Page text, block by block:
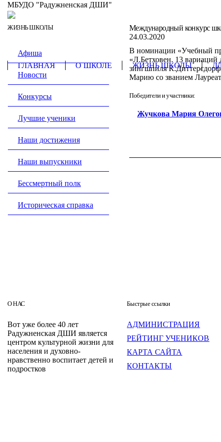
МБУДО "Радужненская ДШИ"
ГЛАВНАЯ О ШКОЛЕ ЖИЗНЬ ШКОЛЫ
Международный конкурс
24.03.2020
В номинации «Учебный
«Л.Бетховен. 13 вариаций
зингшпиля
Марию со званием
Победители и участники:
Жучкова Мария
ЖИЗНЬ ШКОЛЫ
Афиша
Новости
Конкурсы
Лучшие ученики
Наши достижения
Наши выпускники
Бессмертный полк
Историческая справка
О НАС
Вот уже более 40 лет
Радужненская ДШИ является
центром культурной жизни для
населения и духовно-
нравственно воспитает детей и
подростков
Быстрые ссылки
АДМИНИСТРАЦИЯ
РЕЙТИНГ УЧЕНИКОВ
КАРТА САЙТА
КОНТАКТЫ